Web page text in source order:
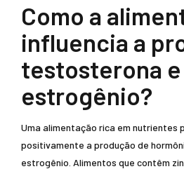
Como a
influencia a
testosterona e
estrogênio?
Uma alimentação rica em nutrientes
positivamente a produção de
estrogênio. Alimentos que contêm